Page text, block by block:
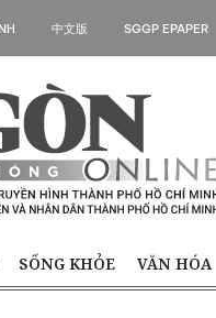
中文版 SGGP EPAPER
SỐNG KHỎE VĂN HÓA